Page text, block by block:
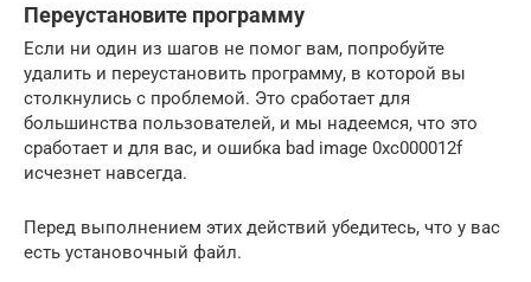
Переустановите программу
Если ни один из шагов не помог вам, попробуйте
удалить и переустановить программу, в которой вы
столкнулись с проблемой. Это сработает для
большинства пользователей, и мы надеемся, что это
сработает и для вас, и ошибка bad image 0xc000012f
исчезнет навсегда.
Перед выполнением этих действий убедитесь, что у вас
есть установочный файл.